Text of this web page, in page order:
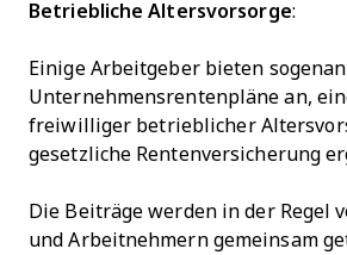
Betriebliche Altersvorsorge:
Einige Arbeitgeber bieten
Unternehmensrentenpläne an,
freiwilliger betrieblicher
gesetzliche Rentenversicherung
Die Beiträge werden in der Regel
und Arbeitnehmern gemeinsam